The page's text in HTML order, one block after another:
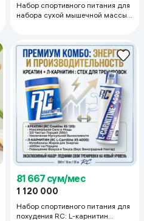
Набор спортивного питания для
набора сухой мышечной массы
81 667 сум/мес
1 120 000
Набор спортивного питания для
похудения RC: L-карнитин